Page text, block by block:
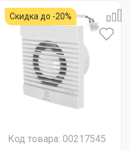
Скидка до -20%
Код товара: 00217545